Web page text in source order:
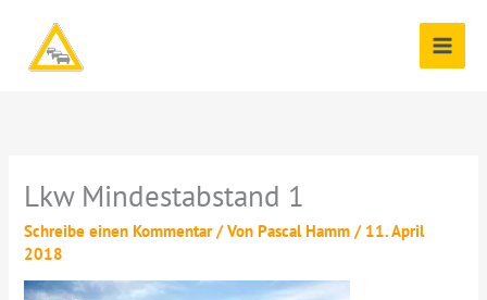
springen
Lkw Mindestabstand 1
Schreibe einen Kommentar / VonPascal Hamm/ 11. April
2018